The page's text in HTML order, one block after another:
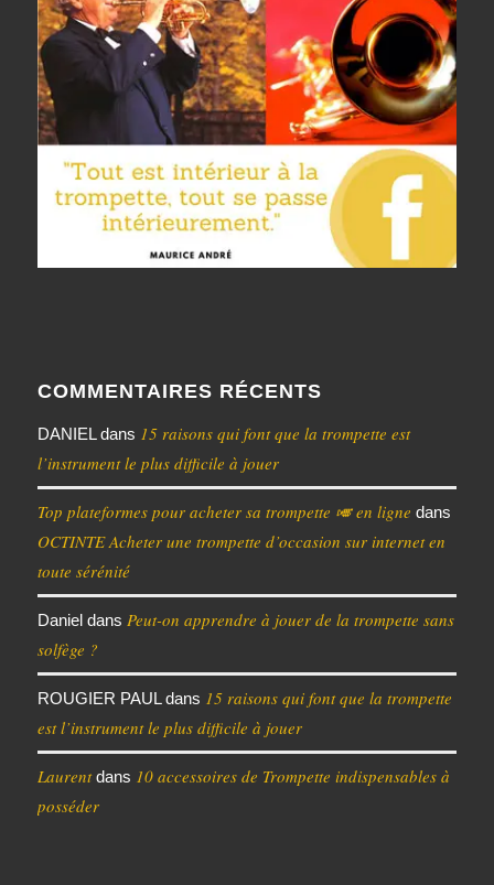
COMMENTAIRES RÉCENTS
DANIELdans 15 raisons qui font que la trompette est
l’instrument le plus difficile à jouer
Top plateformes pour acheter sa trompette 🎺 en ligne dans
OCTINTE Acheter une trompette d’occasion sur internet en
toute sérénité
Danieldans Peut-on apprendre à jouer de la trompette sans
solfège ?
ROUGIER PAULdans 15 raisons qui font que la trompette
est l’instrument le plus difficile à jouer
Laurentdans 10 accessoires de Trompette indispensables à
posséder